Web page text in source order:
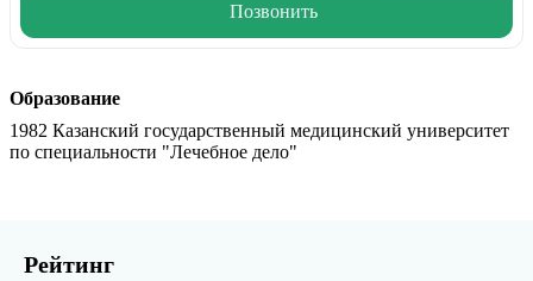
Позвонить
Образование
1982 Казанский государственный медицинский университет
по специальности "Лечебное дело"
Рейтинг